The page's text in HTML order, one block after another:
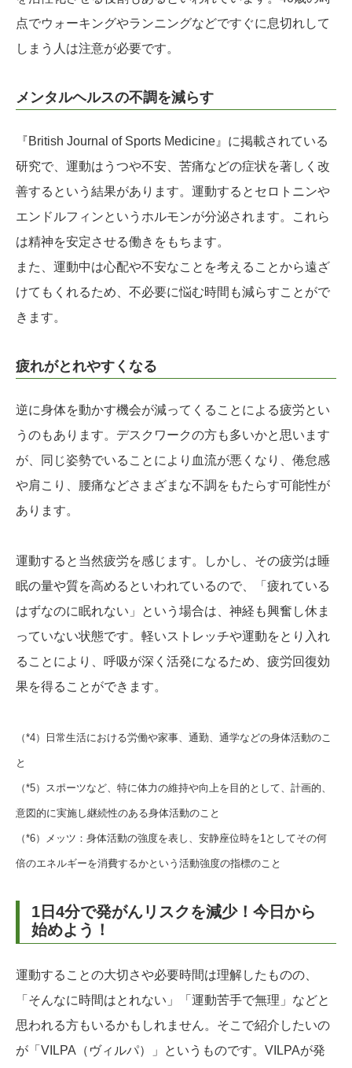
点でウォーキングやランニングなどですぐに息切れして
しまう人は注意が必要です。
メンタルヘルスの不調を減らす
『British Journal of Sports Medicine』に掲載されている
研究で、運動はうつや不安、苦痛などの症状を著しく改
善するという結果があります。運動するとセロトニンや
エンドルフィンというホルモンが分泌されます。これら
は精神を安定させる働きをもちます。
また、運動中は心配や不安なことを考えることから遠ざ
けてもくれるため、不必要に悩む時間も減らすことがで
きます。
疲れがとれやすくなる
逆に身体を動かす機会が減ってくることによる疲労とい
うのもあります。デスクワークの方も多いかと思います
が、同じ姿勢でいることにより血流が悪くなり、倦怠感
や肩こり、腰痛などさまざまな不調をもたらす可能性が
あります。
運動すると当然疲労を感じます。しかし、その疲労は睡
眠の量や質を高めるといわれているので、「疲れている
はずなのに眠れない」という場合は、神経も興奮し休ま
っていない状態です。軽いストレッチや運動をとり入れ
ることにより、呼吸が深く活発になるため、疲労回復効
果を得ることができます。
（*4）日常生活における労働や家事、通勤、通学などの身体活動のこ
と
（*5）スポーツなど、特に体力の維持や向上を目的として、計画的、
意図的に実施し継続性のある身体活動のこと
（*6）メッツ：身体活動の強度を表し、安静座位時を1としてその何
倍のエネルギーを消費するかという活動強度の指標のこと
1日4分で発がんリスクを減少！今日から
始めよう！
運動することの大切さや必要時間は理解したものの、
「そんなに時間はとれない」「運動苦手で無理」などと
思われる方もいるかもしれません。そこで紹介したいの
が「VILPA（ヴィルパ）」というものです。VILPAが発